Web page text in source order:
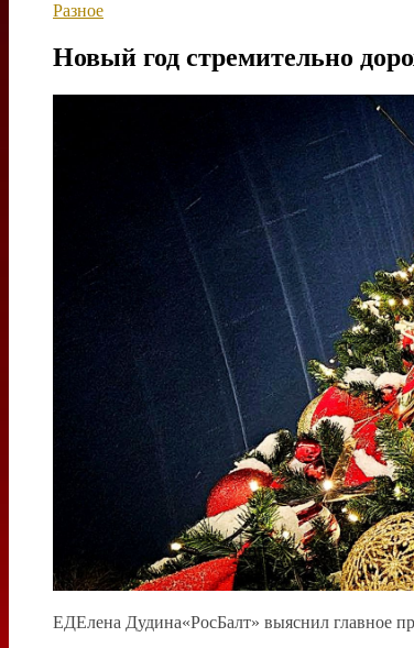
Разное
Новый год стремительно
ЕДЕлена Дудина«РосБалт» выяснил главное